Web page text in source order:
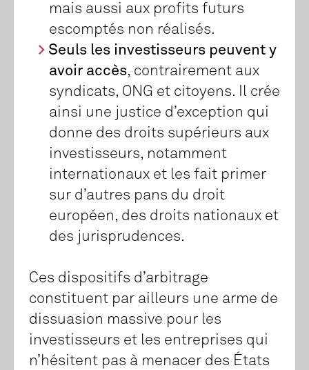
mais aussi aux profits futurs
escomptés non réalisés.
Seuls les investisseurs peuvent y
avoir accès, contrairement aux
syndicats, ONG et citoyens. Il crée
ainsi une justice d’exception qui
donne des droits supérieurs aux
investisseurs, notamment
internationaux et les fait primer
sur d’autres pans du droit
européen, des droits nationaux et
des jurisprudences.
Ces dispositifs d’arbitrage
constituent par ailleurs une arme de
dissuasion massive pour les
investisseurs et les entreprises qui
n’hésitent pas à menacer des États